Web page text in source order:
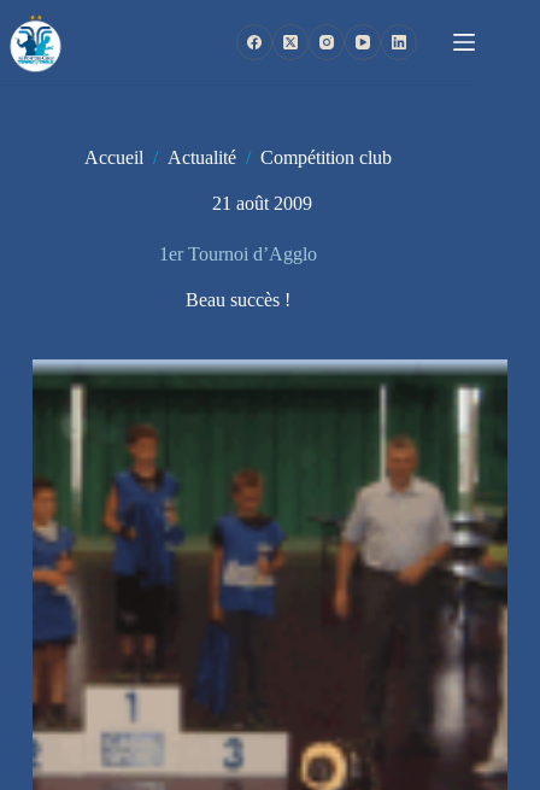
au
contenu
Accueil / Actualité / Compétition club
21 août 2009
1er Tournoi d’Agglo
Beau succès !